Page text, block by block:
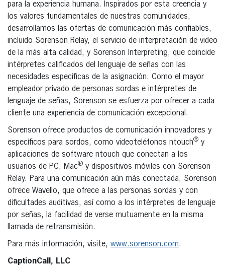
para la experiencia humana. Inspirados por esta creencia y
los valores fundamentales de nuestras comunidades,
desarrollamos las ofertas de comunicación más confiables,
incluido Sorenson Relay, el servicio de interpretación de video
de la más alta calidad, y Sorenson Interpreting, que coincide
intérpretes calificados del lenguaje de señas con las
necesidades específicas de la asignación. Como el mayor
empleador privado de personas sordas e intérpretes de
lenguaje de señas, Sorenson se esfuerza por ofrecer a cada
cliente una experiencia de comunicación excepcional.
Sorenson ofrece productos de comunicación innovadores y
específicos para sordos, como videoteléfonos ntouch® y
aplicaciones de software ntouch que conectan a los
usuarios de PC, Mac® y dispositivos móviles con Sorenson
Relay. Para una comunicación aún más conectada, Sorenson
ofrece Wavello, que ofrece a las personas sordas y con
dificultades auditivas, así como a los intérpretes de lenguaje
por señas, la facilidad de verse mutuamente en la misma
llamada de retransmisión.
Para más información, visite, www.sorenson.com.
CaptionCall, LLC